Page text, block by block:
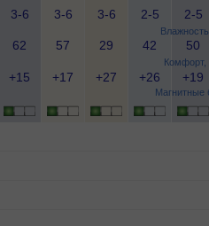
Комфорт,
Магнитные
3-6
3-6
3-6
2-5
2-5
62 57 29 42 50
+15 +17 +27 +26 +19